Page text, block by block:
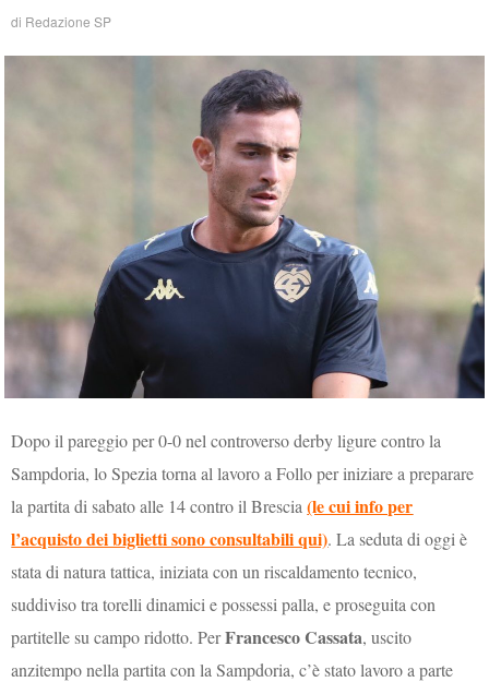
di Redazione SP
Dopo il pareggio per 0-0 nel controverso derby ligure contro la
Sampdoria, lo Spezia torna al lavoro a Follo per iniziare a preparare
la partita di sabato alle 14 contro il Brescia(le cui info per
l’acquisto dei biglietti sono consultabili qui). La seduta di oggi è
stata di natura tattica, iniziata con un riscaldamento tecnico,
suddiviso tra torelli dinamici e possessi palla, e proseguita con
partitelle su campo ridotto. PerFrancesco Cassata, uscito
anzitempo nella partita con la Sampdoria, c’è stato lavoro a parte